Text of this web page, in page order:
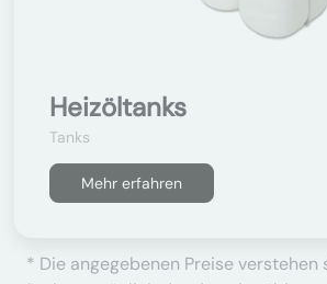
Heizöltanks
Tanks
Mehr erfahren
* Die angegebenen Preise